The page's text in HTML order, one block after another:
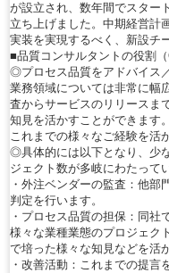
が設立され、数年間でスター
立ち上げました。中期経営計
実装を実現するべく、新設チ
■品質コンサルタントの役割（
◎プロセス品質をアドバイス
業務領域については非常に幅
査からサービスのリリースま
知見を活かすことができます。
これまでの様々なご経験を活
◎具体的には以下となり、少
ジェクト数が多岐にわたって
・外注ベンダーの監査：他部
判定を行います。
・プロセス品質の担保：同
様々な業種業態のプロジェク
で培った様々な知見などを活
・改善活動：これまでの提言